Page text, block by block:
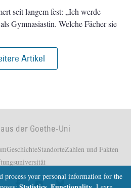
seit langem fest: „Ich werde
Gymnasiastin. Welche Fächer sie
Artikel
der Goethe-Uni
GeschichteStandorteZahlen und Fakten
process your personal information for the